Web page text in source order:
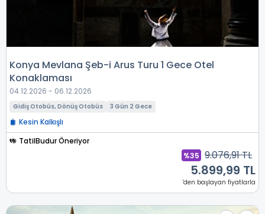
Konya Mevlana Şeb-i Arus Turu 1 Gece Otel
Konaklaması
04.12.2026 - 06.12.2026
Gidiş Otobüs, Dönüş Otobüs 3 Gün 2 Gece
Kesin Kalkışlı
TatilBudur Öneriyor
%35 9.076,91 TL
5.899,99 TL
'den başlayan fiyatlarla